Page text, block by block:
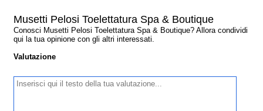
Musetti Pelosi Toelettatura Spa & Boutique
Conosci Musetti Pelosi Toelettatura Spa & Boutique? Allora condividi
qui la tua opinione con gli altri interessati.
Valutazione